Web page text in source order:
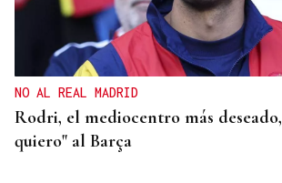
NO AL REAL MADRID
Rodri, el mediocentro más
quiero" al Barça